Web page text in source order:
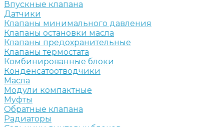
Впускные клапана
Датчики
Клапаны минимального давления
Клапаны остановки масла
Клапаны предохранительные
Клапаны термостата
Комбинированные блоки
Конденсатоотводчики
Масла
Модули компактные
Муфты
Обратные клапана
Радиаторы